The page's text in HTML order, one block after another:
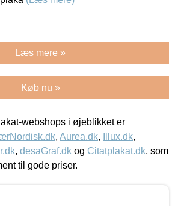
Læs mere »
Køb nu »
webshops i øjeblikket er
, Aurea.dk, Illux.dk,
, desaGraf.dk og Citatplakat.dk, som
til gode priser.